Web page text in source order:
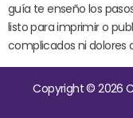
guía te enseño los
listo para imprimir o
complicados ni dolores
Copyright © 2026